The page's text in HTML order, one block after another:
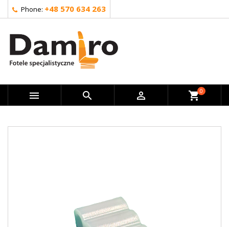
Phone: +48 570 634 263
   shopping_cart0